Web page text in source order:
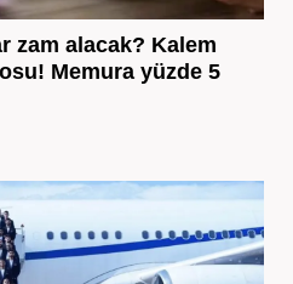
zam alacak? Kalem
Memura yüzde 5